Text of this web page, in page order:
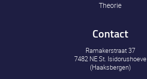
Theorie
Contact
Ramakerstraat 37
7482 NE St. Isidorushoeve
(Haaksbergen)